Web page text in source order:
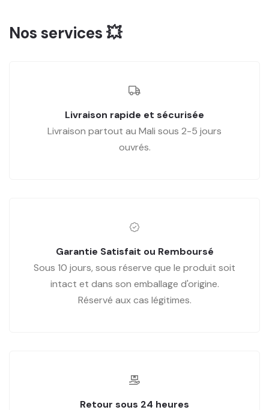
Nos services 💥
Livraison rapide et sécurisée
Livraison partout au Mali sous 2-5 jours
ouvrés.
Garantie Satisfait ou Remboursé
Sous 10 jours, sous réserve que le produit soit
intact et dans son emballage d'origine.
Réservé aux cas légitimes.
Retour sous 24 heures